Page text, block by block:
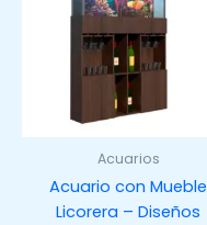
Acuarios
Acuario con Mueble
Licorera – Diseños